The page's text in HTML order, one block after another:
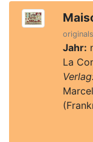
Jahr:
La